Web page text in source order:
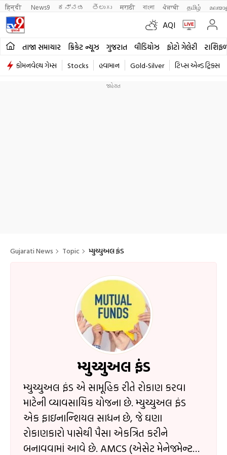
हिन्दी News9 ಕನ್ನಡ తెలుగు मराठी বাংলা ਪੰਜਾਬੀ தமிழ்
AQI
તાજા સમાચાર ક્રિકેટ ન્યૂઝ ગુજરાત વીડિયોઝ ફોટો ગેલેરી
કોમનવેલ્થ ગેમ્સ Stocks હવામાન Gold-Silver ટિપ્સ એન્ડ ટ્રિક્સ
Gujarati News Topic મ્યુચ્યુઅલ ફંડ
મ્યુચ્યુઅલ ફંડ
મ્યુચ્યુઅલ ફંડ એ સામૂહિક રીતે રોકાણ કરવા
માટેની વ્યાવસાયિક યોજના છે. મ્યુચ્યુઅલ ફંડ
એક ફાઇનાન્શિયલ સાધન છે, જે ઘણા
રોકાણકારો પાસેથી પૈસા એકત્રિત કરીને
બનાવવામાં આવે છે. AMCS (એસેટ મેનેજમેન્ટ